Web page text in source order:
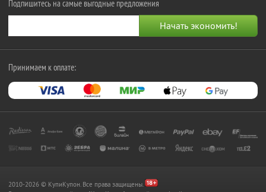
Подпишитесь на самые выгодные предложения
Принимаем к оплате:
2010-2026 © КупиКупон. Все права защищены.